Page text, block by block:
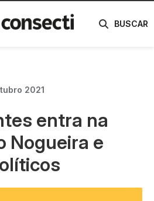
BUSCAR
2021
entra na
Nogueira e